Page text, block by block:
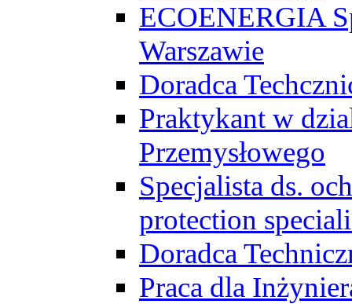
ECOENERGIA
Warszawie
Doradca
Praktykant w
Przemysłowego
Specjalista ds.
protection
Doradca
Praca dla